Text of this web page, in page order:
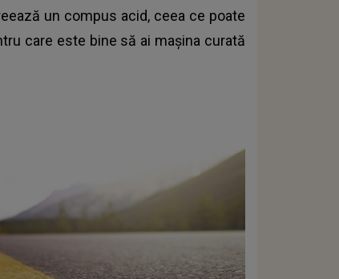
un compus acid, ceea ce poate
care este bine să ai mașina curată